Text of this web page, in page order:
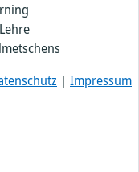
| Impressum